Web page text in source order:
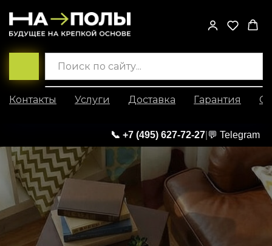
Контакты Услуги Доставка Гарантия
📞 +7 (495) 627-72-27 💬 Telegram